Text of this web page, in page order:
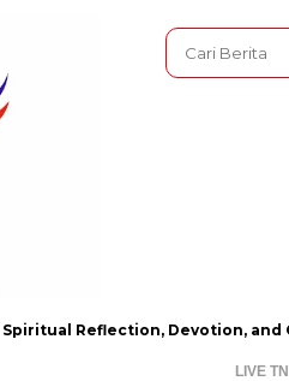
Devotion, and Charity
LIVE TN